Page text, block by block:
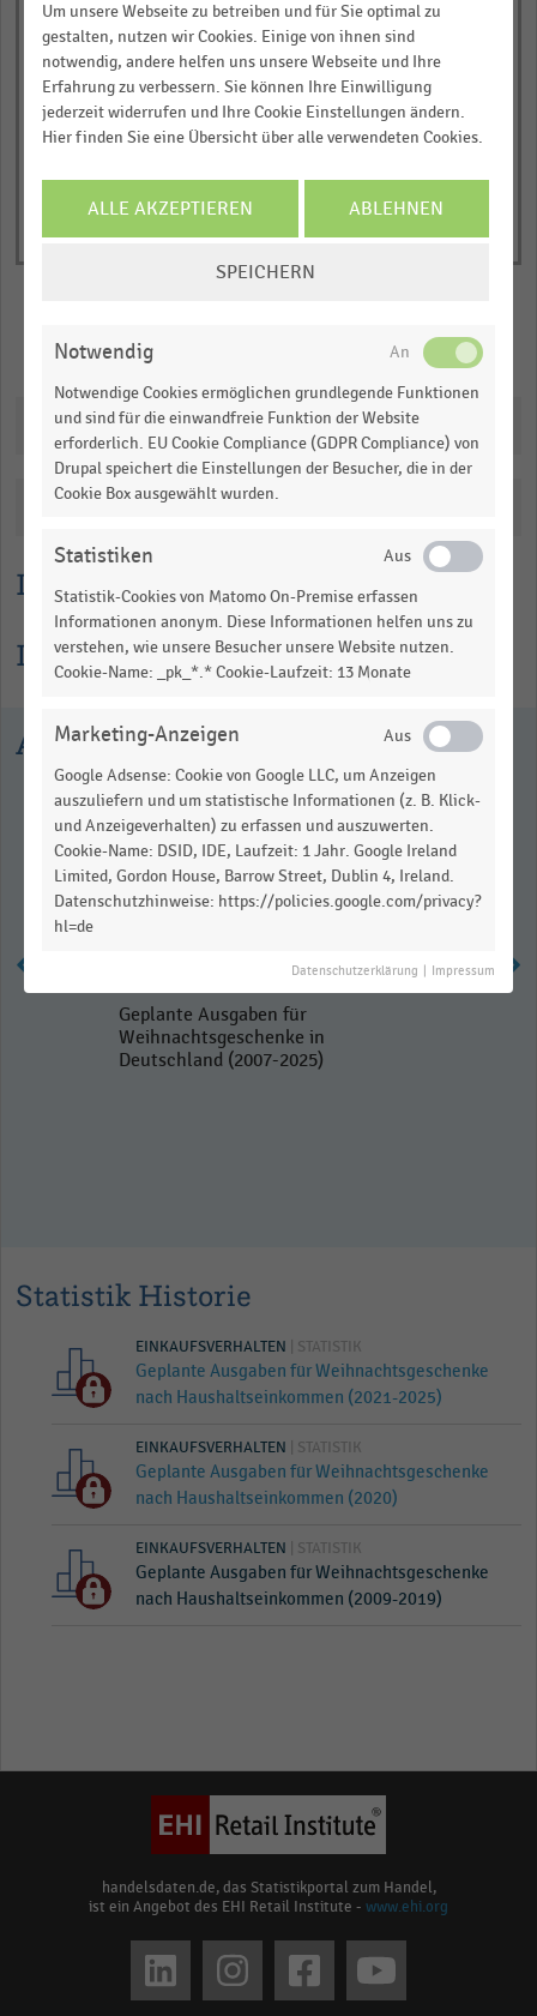
Lesehilfe
Informationen zur Statistik
axis
displaying
Ausgaben
in
Euro.
Range:
0.2807684047109208
data
Unter 25.000 Euro
25.000 bis 35.000 Euro
Über 50.000 Euro
© Handelsdaten 2026
End
interactive
chart
Merken Teilen
Downloads
Katalogisierung
Ausgewählte Statistiken
Geplante Ausgaben für
Weihnachtsgeschenke in
Deutschland (2007-2025)
Statistik Historie
EINKAUFSVERHALTEN | STATISTIK
Geplante Ausgaben für Weihnachtsgeschenke
nach Haushaltseinkommen (2021-2025)
EINKAUFSVERHALTEN | STATISTIK
Geplante Ausgaben für Weihnachtsgeschenke
nach Haushaltseinkommen (2020)
EINKAUFSVERHALTEN | STATISTIK
Geplante Ausgaben für Weihnachtsgeschenke
nach Haushaltseinkommen (2009-2019)
handelsdaten.de, das Statistikportal zum Handel,
ist ein Angebot des EHI Retail Institute - www.ehi.org
Um unsere Webseite zu betreiben und für Sie optimal zu
gestalten, nutzen wir Cookies. Einige von ihnen sind
notwendig, andere helfen uns unsere Webseite und Ihre
Erfahrung zu verbessern. Sie können Ihre Einwilligung
jederzeit widerrufen und Ihre Cookie Einstellungen ändern.
Hier finden Sie eine Übersicht über alle verwendeten Cookies.
ALLE AKZEPTIEREN ABLEHNEN
SPEICHERN
Notwendig
Notwendige Cookies ermöglichen grundlegende Funktionen
und sind für die einwandfreie Funktion der Website
erforderlich. EU Cookie Compliance (GDPR Compliance) von
Drupal speichert die Einstellungen der Besucher, die in der
Cookie Box ausgewählt wurden.
Statistiken
Statistik-Cookies von Matomo On-Premise erfassen
Informationen anonym. Diese Informationen helfen uns zu
verstehen, wie unsere Besucher unsere Website nutzen.
Cookie-Name: _pk_*.* Cookie-Laufzeit: 13 Monate
Marketing-Anzeigen
Google Adsense: Cookie von Google LLC, um Anzeigen
auszuliefern und um statistische Informationen (z. B. Klick-
und Anzeigeverhalten) zu erfassen und auszuwerten.
Cookie-Name: DSID, IDE, Laufzeit: 1 Jahr. Google Ireland
Limited, Gordon House, Barrow Street, Dublin 4, Ireland.
Datenschutzhinweise: https://policies.google.com/privacy?
hl=de
Datenschutzerklärung Impressum